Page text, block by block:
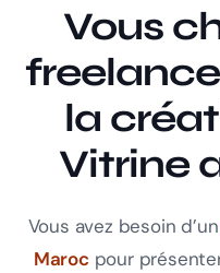
Vous
la
Vitrine
Vous avez besoin
Marocpour